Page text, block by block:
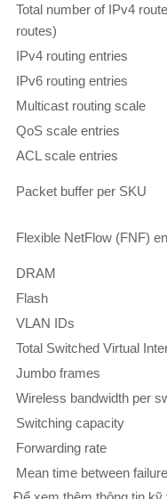
Total number of IPv4
routes)
IPv4 routing entries
IPv6 routing entries
Multicast routing scale
QoS scale entries
ACL scale entries
Packet buffer per SKU
Flexible NetFlow (FNF)
DRAM
Flash
VLAN IDs
Total Switched Virtual
Jumbo frames
Wireless bandwidth per
Switching capacity
Forwarding rate
Mean time between